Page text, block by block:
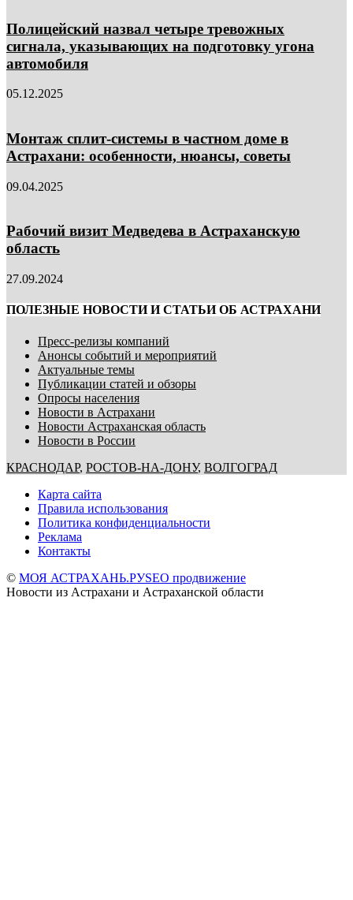
Полицейский назвал четыре тревожных
сигнала, указывающих на подготовку угона
автомобиля
05.12.2025
Монтаж сплит-системы в частном доме в
Астрахани: особенности, нюансы, советы
09.04.2025
Рабочий визит Медведева в Астраханскую
область
27.09.2024
ПОЛЕЗНЫЕ НОВОСТИ И СТАТЬИ ОБ АСТРАХАНИ
Пресс-релизы компаний
Анонсы событий и мероприятий
Актуальные темы
Публикации статей и обзоры
Опросы населения
Новости в Астрахани
Новости Астраханская область
Новости в России
КРАСНОДАР, РОСТОВ-НА-ДОНУ, ВОЛГОГРАД
Карта сайта
Правила использования
Политика конфиденциальности
Реклама
Контакты
© МОЯ АСТРАХАНЬ.РУSEO продвижение
Новости из Астрахани и Астраханской области